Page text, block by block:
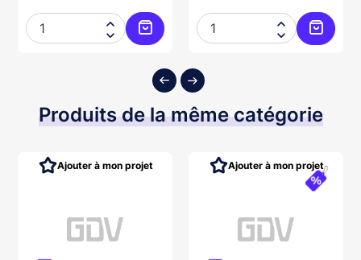
au panier


Ajouter au panier


Produits de la même catégorie
Ajouter à mon projet Ajouter à mon projet